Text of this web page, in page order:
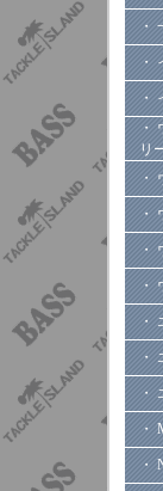
・
・
・
・
リ
・
・
・
・
・
・
・
・
・